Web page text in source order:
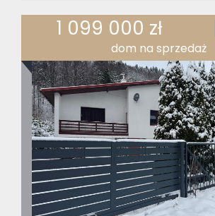
1 099 000 zł
dom na sprzedaż